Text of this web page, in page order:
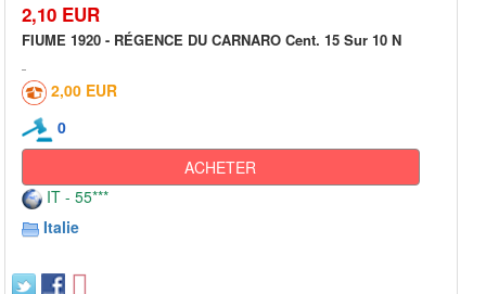
2,10 EUR
FIUME 1920 - RÉGENCE DU CARNARO Cent. 15 Sur 10 N
2,00 EUR
0
ACHETER
IT - 55***
Italie